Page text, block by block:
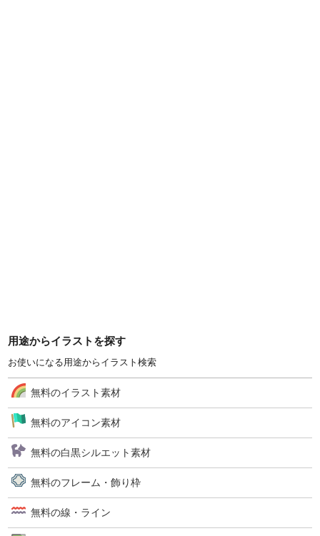
用途からイラストを探す
お使いになる用途からイラスト検索
無料のイラスト素材
無料のアイコン素材
無料の白黒シルエット素材
無料のフレーム・飾り枠
無料の線・ライン